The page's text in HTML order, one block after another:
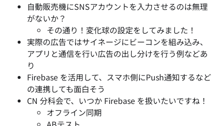
自動販売機にSNSアカウントを入力させるのは無理
がないか？
その通り！変化球の設定をしてみました！
実際の広告ではサイネージにビーコンを組み込み、
アプリと通信を行い広告の出し分けを行う例などあ
り
Firebase を活用して、スマホ側にPush通知するなど
の連携しても面白そう
CN 分科会で、いつか Firebase を扱いたいですね！
オフライン同期